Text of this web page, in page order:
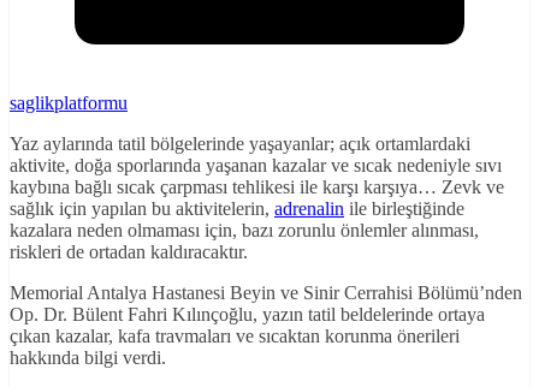
saglikplatformu
Yaz aylarında tatil bölgelerinde yaşayanlar; açık ortamlardaki
aktivite, doğa sporlarında yaşanan kazalar ve sıcak nedeniyle sıvı
kaybına bağlı sıcak çarpması tehlikesi ile karşı karşıya… Zevk ve
sağlık için yapılan bu aktivitelerin, adrenalin ile birleştiğinde
kazalara neden olmaması için, bazı zorunlu önlemler alınması,
riskleri de ortadan kaldıracaktır.
Memorial Antalya Hastanesi Beyin ve Sinir Cerrahisi Bölümü’nden
Op. Dr. Bülent Fahri Kılınçoğlu, yazın tatil beldelerinde ortaya
çıkan kazalar, kafa travmaları ve sıcaktan korunma önerileri
hakkında bilgi verdi.